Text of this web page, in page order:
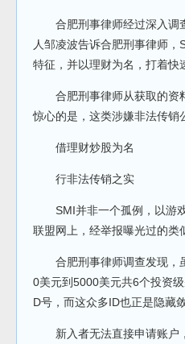
合肥刑事律师经过深入调查
人邹凌波告诉合肥刑事律师
特征，并以理财为名，打着快
合肥刑事律师从获取的资料
惊心的是，这类涉嫌非法传销
借理财炒股为名
行非法传销之实
SMI并非一个孤例，以游戏
联盟网上，经举报曝光过的类
合肥刑事律师调查发现，虽
0美元到5000美元共6个投资
D号，而这众多ID也正是隐藏
新入者无法直接申请账户，